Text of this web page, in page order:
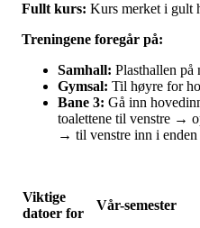
Fullt kurs: Kurs merket i gult
Treningene foregår på:
Samhall: Plasthallen på
Gymsal: Til høyre for
Bane 3: Gå inn
toalettene til venstre →
→ til venstre inn i
Viktige
datoer for
Vår-semester